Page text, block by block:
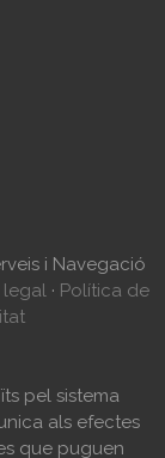
i Navegació
legal · Política de
pel sistema
als efectes
que puguen